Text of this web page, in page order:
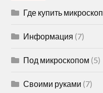
Где купить микроскоп
Информация (7)
Под микроскопом (5)
Своими руками (7)